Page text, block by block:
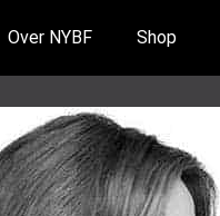
Over NYBF Shop